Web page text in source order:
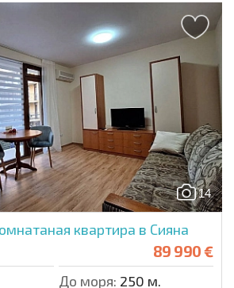
14
квартира в Сияна
89 990 €
До моря: 250 м.